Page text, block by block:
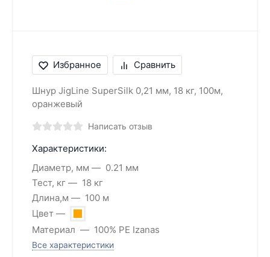
Избранное Сравнить
Шнур JigLine SuperSilk 0,21 мм, 18 кг, 100м,
оранжевый
Написать отзыв
Характеристики:
Диаметр, мм
0.21 мм
Тест, кг
18 кг
Длина,м
100 м
Цвет
Материал
100% PE Izanas
Все характеристики